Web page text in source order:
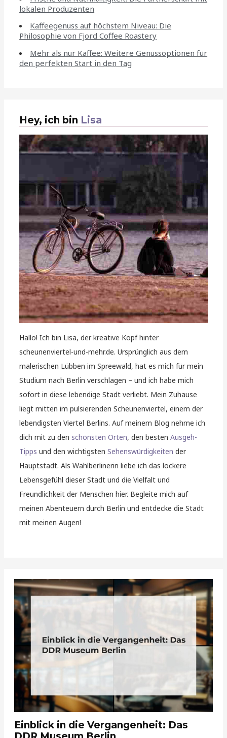
lokalen Produzenten
Kaffeegenuss auf höchstem Niveau: Die
Philosophie von Fjord Coffee Roastery
Mehr als nur Kaffee: Weitere Genussoptionen für
den perfekten Start in den Tag
Hey, ich bin Lisa
Hallo! Ich bin Lisa, der kreative Kopf hinter
scheunenviertel-und-mehr.de. Ursprünglich aus dem
malerischen Lübben im Spreewald, hat es mich für mein
Studium nach Berlin verschlagen – und ich habe mich
sofort in diese lebendige Stadt verliebt. Mein Zuhause
liegt mitten im pulsierenden Scheunenviertel, einem der
lebendigsten Viertel Berlins. Auf meinem Blog nehme ich
dich mit zu denschönsten Orten, den bestenAusgeh-
Tipps und den wichtigstenSehenswürdigkeiten der
Hauptstadt. Als Wahlberlinerin liebe ich das lockere
Lebensgefühl dieser Stadt und die Vielfalt und
Freundlichkeit der Menschen hier. Begleite mich auf
meinen Abenteuern durch Berlin und entdecke die Stadt
mit meinen Augen!
Einblick in die Vergangenheit: Das